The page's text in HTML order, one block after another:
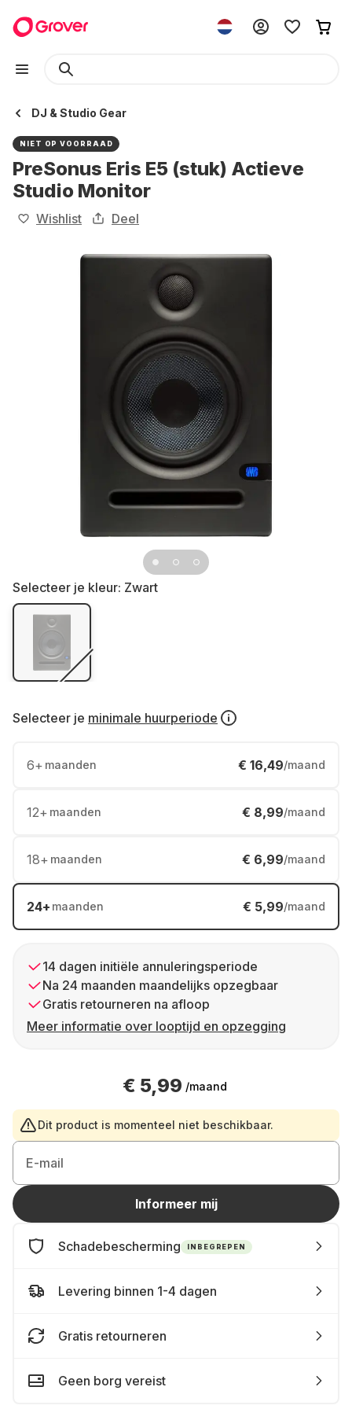
DJ & Studio Gear
NIET OP VOORRAAD
PreSonus Eris E5 (stuk) Actieve
Studio Monitor
Wishlist Deel
Selecteer je kleur: Zwart
Selecteer je minimale huurperiode
6+ maanden € 16,49/maand
12+ maanden € 8,99/maand
18+ maanden € 6,99/maand
24+ maanden € 5,99/maand
14 dagen initiële annuleringsperiode
Na 24 maanden maandelijks opzegbaar
Gratis retourneren na afloop
Meer informatie over looptijd en opzegging
€ 5,99 /maand
Dit product is momenteel niet beschikbaar.
E-mail
Informeer mij
Schadebescherming INBEGREPEN
Levering binnen 1-4 dagen
Gratis retourneren
Geen borg vereist